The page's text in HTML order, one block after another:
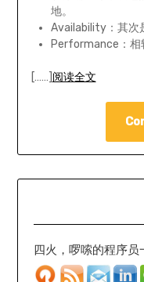
地。
Availability：其次
Performance：相
[……] 阅读全文
四火，啰嗦的程序员